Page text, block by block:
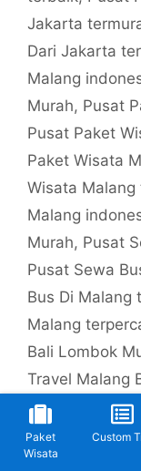
Jakarta
Dari Jakarta
Malang
Murah, Pusat
Pusat Paket
Paket Wisata
Wisata Malang
Malang
Murah, Pusat
Pusat Sewa
Bus Di Malang
Malang
Bali Lombok
Travel Malang
Tour Travel
profesional,
Lombok
Paket
Wisata
Custom